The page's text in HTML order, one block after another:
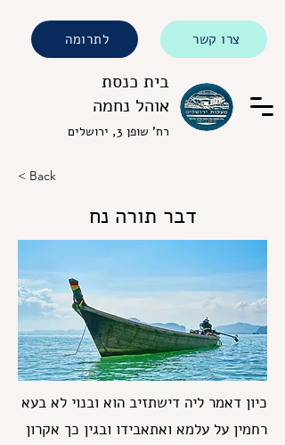
בית כנסת
אוהל נחמה
רח' שופן 3, ירושלים
לתרומה צרו קשר
< Back
דבר תורה נח
כיון דאמר ליה דישתזיב הוא ובנוי לא בעא
רחמין על עלמא ואתאבידו ובגין כך אקרון